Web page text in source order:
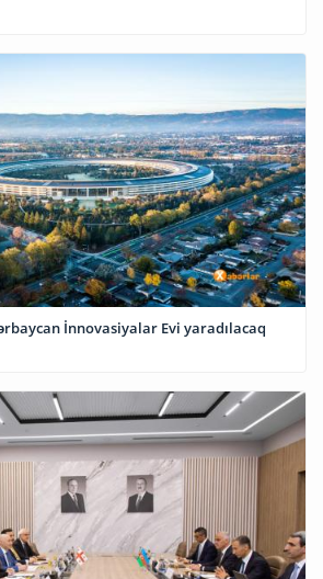
İnnovasiyalar Evi yaradılacaq